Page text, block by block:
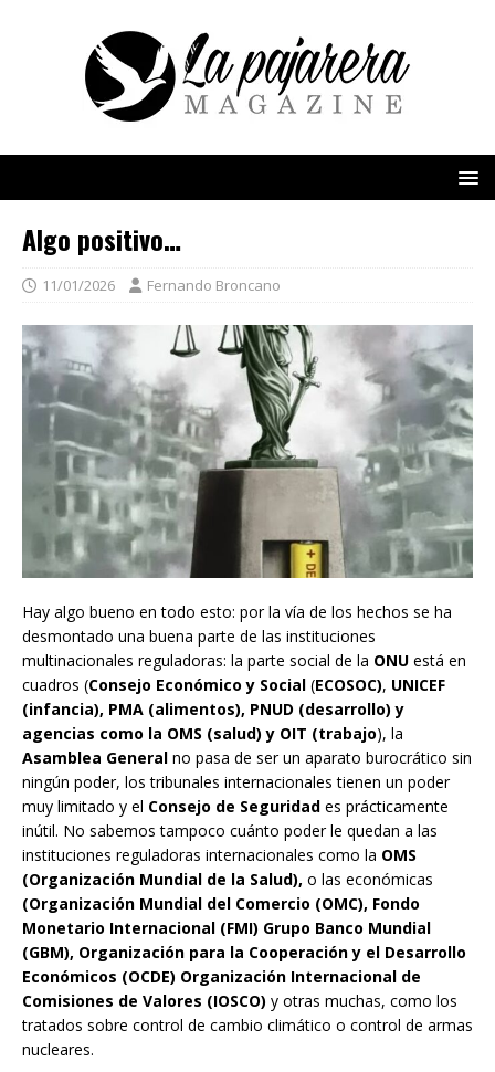
Algo positivo…
11/01/2026 Fernando Broncano
Hay algo bueno en todo esto: por la vía de los hechos se ha
desmontado una buena parte de las instituciones
multinacionales reguladoras: la parte social de la ONU está en
cuadros (Consejo Económico y Social (ECOSOC), UNICEF
(infancia), PMA (alimentos), PNUD (desarrollo) y
agencias como la OMS (salud) y OIT (trabajo), la
Asamblea General no pasa de ser un aparato burocrático sin
ningún poder, los tribunales internacionales tienen un poder
muy limitado y el Consejo de Seguridad es prácticamente
inútil. No sabemos tampoco cuánto poder le quedan a las
instituciones reguladoras internacionales como la OMS
(Organización Mundial de la Salud), o las económicas
(Organización Mundial del Comercio (OMC), Fondo
Monetario Internacional (FMI) Grupo Banco Mundial
(GBM), Organización para la Cooperación y el Desarrollo
Económicos (OCDE) Organización Internacional de
Comisiones de Valores (IOSCO) y otras muchas, como los
tratados sobre control de cambio climático o control de armas
nucleares.